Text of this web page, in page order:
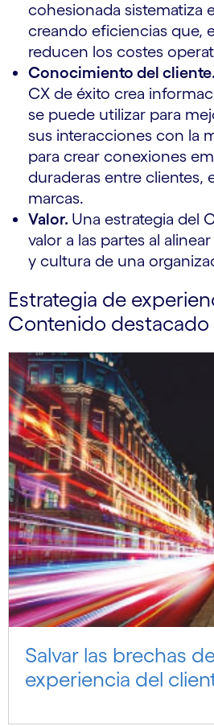
cohesionada sistematiza
creando eficiencias que,
reducen los costes
Conocimiento del cliente.
CX de éxito crea
se puede utilizar para
sus interacciones con la
para crear conexiones
duraderas entre clientes,
marcas.
Valor. Una estrategia del
valor a las partes al
y cultura de una
Estrategia de
Contenido destacado
Salvar las brechas
experiencia del